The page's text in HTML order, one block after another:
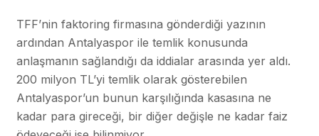
TFF’nin faktoring firmasına gönderdiği yazının
ardından Antalyaspor ile temlik konusunda
anlaşmanın sağlandığı da iddialar arasında yer aldı.
200 milyon TL’yi temlik olarak gösterebilen
Antalyaspor’un bunun karşılığında kasasına ne
kadar para gireceği, bir diğer değişle ne kadar faiz